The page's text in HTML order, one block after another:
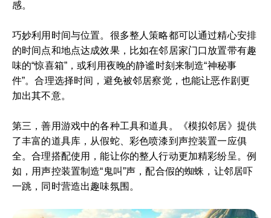
感。
巧妙利用时间与位置。很多整人策略都可以通过精心安排
的时间点和地点达成效果，比如在邻居家门口放置带有趣
味的“惊喜箱”，或利用夜晚的静谧时刻来制造“神秘事
件”。合理选择时间，避免被邻居察觉，也能让恶作剧更
加出其不意。
第三，善用游戏中的各种工具和道具。《模拟邻居》提供
了丰富的道具库，从假蛇、彩色喷漆到声控装置一应俱
全。合理搭配使用，能让你的整人行动更加精彩纷呈。例
如，用声控装置制造“鬼叫”声，配合假的蜘蛛，让邻居吓
一跳，同时营造出趣味氛围。